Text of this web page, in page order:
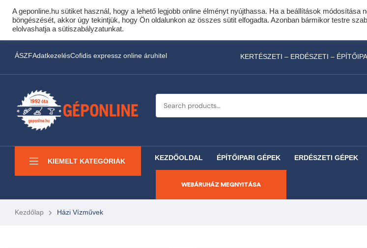
Cofidis expressz online áruhitel 0 %
Most minden akciós HQ láncfűrészhez ajándékba adunk
ÁSZFAdatkezelésCofidis expressz online áruhitel KERTÉSZETI – ERDÉSZETI –
KIEMELT KATEGÓRIÁK KEZDŐOLDAL ÉPÍTŐIPARI GÉPEK ERDÉSZETI GÉPEK
WEBÁRUHÁZ MEGNYITÁSA
Kezdőlap Házi Vízművek
A geponline.hu sütiket használ, hogy a lehető legjobb online élményt nyújthassa. Ha a beállítások módosítása
böngészését, akkor úgy tekintjük, hogy Ön oldalunkon az összes sütit elfogadta. Azonban bármikor testre
elolvashatja a sütiszabályzatunkat.